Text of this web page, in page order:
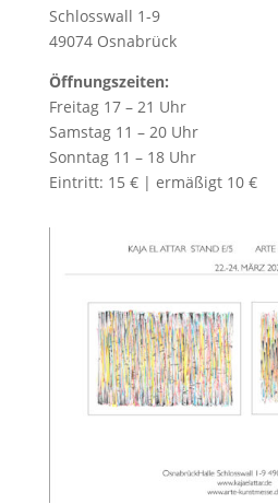
Schlosswall 1-9
49074 Osnabrück
Öffnungszeiten:
Freitag 17 – 21 Uhr
Samstag 11 – 20 Uhr
Sonntag 11 – 18 Uhr
Eintritt: 15 € | ermäßigt 10 €